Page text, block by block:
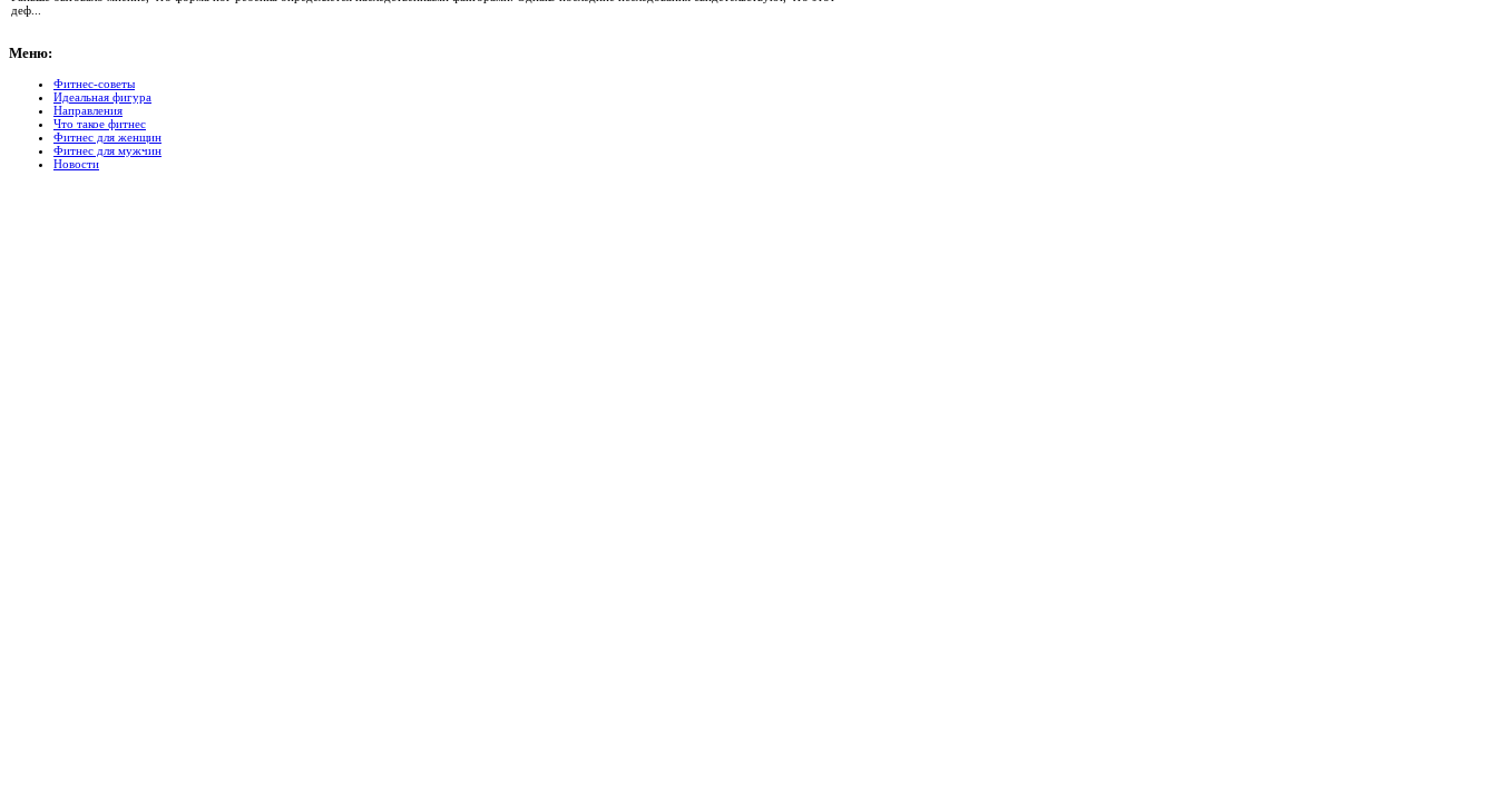
деф...
Меню:
Фитнес-советы
Идеальная фигура
Направления
Что такое фитнес
Фитнес для женщин
Фитнес для мужчин
Новости